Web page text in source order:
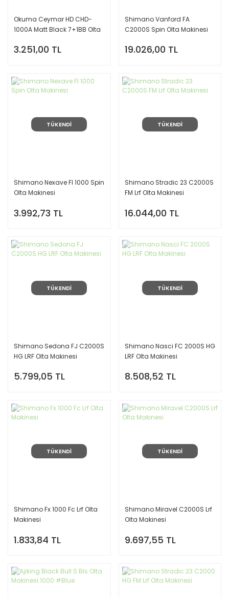
Okuma Ceymar HD CHD-
1000A Matt Black 7+1BB Olta
3.251,00 TL
Shimano Vanford FA
C2000S Spin Olta Makinesi
19.026,00 TL
TÜKENDİ
Shimano Nexave FI 1000 Spin
Olta Makinesi
3.992,73 TL
TÜKENDİ
Shimano Stradic 23 C2000S
FM Lrf Olta Makinesi
16.044,00 TL
TÜKENDİ
Shimano Sedona FJ C2000S
HG LRF Olta Makinesi
5.799,05 TL
TÜKENDİ
Shimano Nasci FC 2000S HG
LRF Olta Makinesi
8.508,52 TL
TÜKENDİ
Shimano Fx 1000 Fc Lrf Olta
Makinesi
1.833,84 TL
TÜKENDİ
Shimano Miravel C2000S Lrf
Olta Makinesi
9.697,55 TL